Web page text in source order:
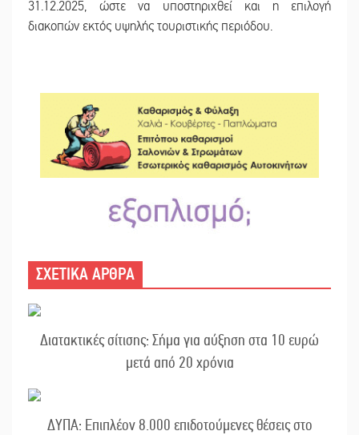
31.12.2025, ώστε να υποστηριχθεί και η επιλογή
διακοπών εκτός υψηλής τουριστικής περιόδου.
ΣΧΕΤΙΚΑ ΑΡΘΡΑ
Διατακτικές σίτισης: Σήμα για αύξηση στα 10 ευρώ
μετά από 20 χρόνια
ΔΥΠΑ: Επιπλέον 8.000 επιδοτούμενες θέσεις στο